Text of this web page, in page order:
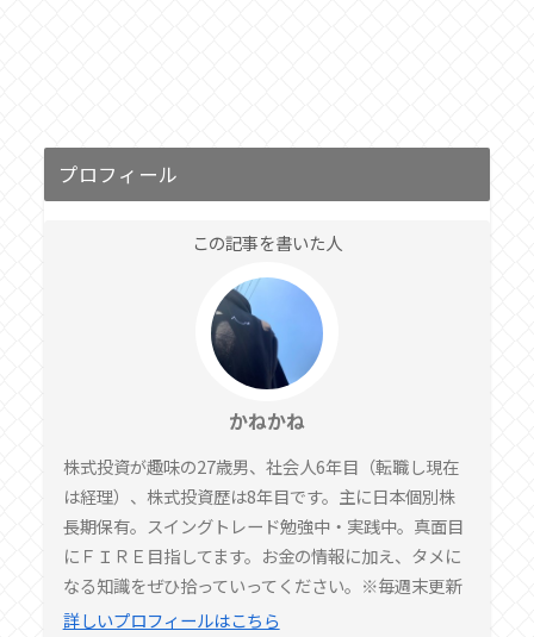
プロフィール
この記事を書いた人
かねかね
株式投資が趣味の27歳男、社会人6年目（転職し現在
は経理）、株式投資歴は8年目です。主に日本個別株
長期保有。スイングトレード勉強中・実践中。真面目
にＦＩＲＥ目指してます。お金の情報に加え、タメに
なる知識をぜひ拾っていってください。※毎週末更新
詳しいプロフィールはこちら